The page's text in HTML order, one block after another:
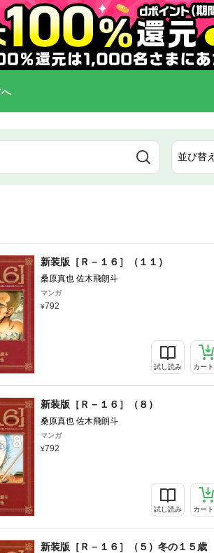
新装版［Ｒ－１６］（１１）
桑原真也 佐木飛朗斗
マンガ
792
試し読み カー
新装版［Ｒ－１６］（８）
桑原真也 佐木飛朗斗
マンガ
792
試し読み カー
新装版［Ｒ－１６］（５）冬の１５歳